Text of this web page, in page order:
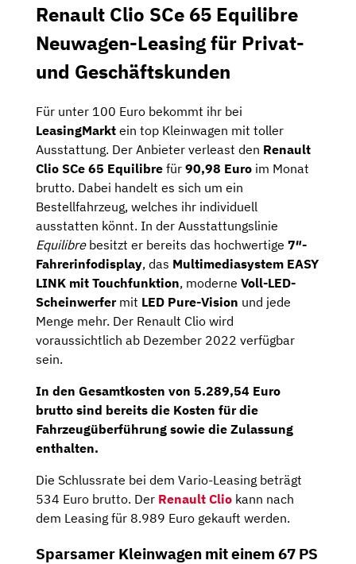
Renault Clio SCe 65 Equilibre
Neuwagen-Leasing für Privat-
und Geschäftskunden
Für unter 100 Euro bekommt ihr bei
LeasingMarkt ein top Kleinwagen mit toller
Ausstattung. Der Anbieter verleast den Renault
Clio SCe 65 Equilibre für 90,98 Euro im Monat
brutto. Dabei handelt es sich um ein
Bestellfahrzeug, welches ihr individuell
ausstatten könnt. In der Ausstattungslinie
Equilibrebesitzt er bereits das hochwertige 7″-
Fahrerinfodisplay, das Multimediasystem EASY
LINK mit Touchfunktion, moderne Voll-LED-
Scheinwerfermit LED Pure-Vision und jede
Menge mehr. Der Renault Clio wird
voraussichtlich ab Dezember 2022 verfügbar
sein.
In den Gesamtkosten von 5.289,54 Euro
brutto sind bereits die Kosten für die
Fahrzeugüberführung sowie die Zulassung
enthalten.
Die Schlussrate bei dem Vario-Leasing beträgt
534 Euro brutto. Der Renault Clio kann nach
dem Leasing für 8.989 Euro gekauft werden.
Sparsamer Kleinwagen mit einem 67 PS